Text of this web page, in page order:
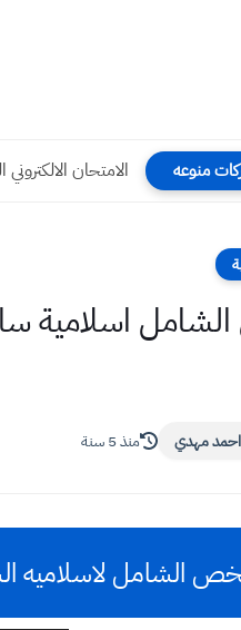
منوعه الامتحان
احمد مهدي منذ 5 سنة
الشامل لاسلاميه السادس الابتدائي للعام